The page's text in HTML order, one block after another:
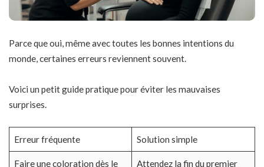
Parce que oui, même avec toutes les bonnes intentions du
monde, certaines erreurs reviennent souvent.
Voici un petit guide pratique pour éviter les mauvaises
surprises.
Erreur fréquente Solution simple
Faire une coloration dès le Attendez la fin du premier